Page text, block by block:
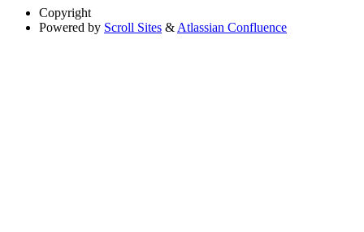
Copyright
Powered by Scroll Sites & Atlassian Confluence